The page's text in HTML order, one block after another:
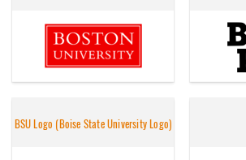
BSU Logo (Boise State University Logo)